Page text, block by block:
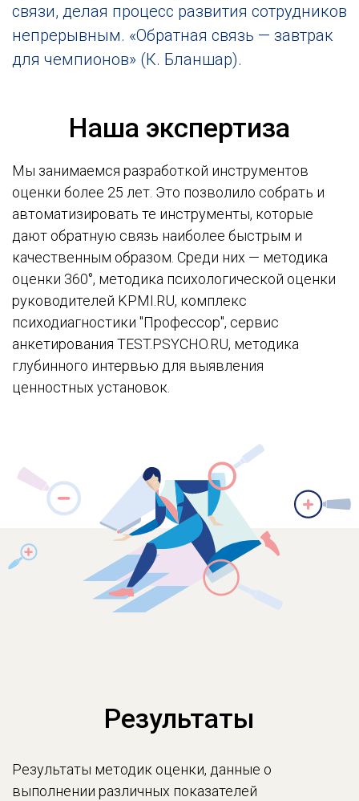
связи, делая процесс развития сотрудников
непрерывным. «Обратная связь — завтрак
для чемпионов» (К. Бланшар).
Наша экспертиза
Мы занимаемся разработкой инструментов
оценки более 25 лет. Это позволило собрать и
автоматизировать те инструменты, которые
дают обратную связь наиболее быстрым и
качественным образом. Среди них — методика
оценки 360°, методика психологической оценки
руководителей KPMI.RU, комплекс
психодиагностики "Профессор", сервис
анкетирования TEST.PSYCHO.RU, методика
глубинного интервью для выявления
ценностных установок.
Результаты
Результаты методик оценки, данные о
выполнении различных показателей